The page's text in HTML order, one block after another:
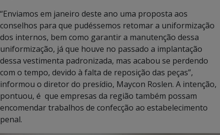
“Enviamos em janeiro deste ano uma proposta aos
conselhos para que pudéssemos retomar a uniformização
dos internos, bem como garantir a manutenção dessa
uniformização, já que houve no passado a implantação
dessa vestimenta padronizada, mas acabou se perdendo
com o tempo, devido à falta de reposição das peças”,
informou o diretor do presídio, Maycon Roslen. A intenção,
pontuou, é que empresas da região também possam
encomendar trabalhos de confecção ao estabelecimento
penal.